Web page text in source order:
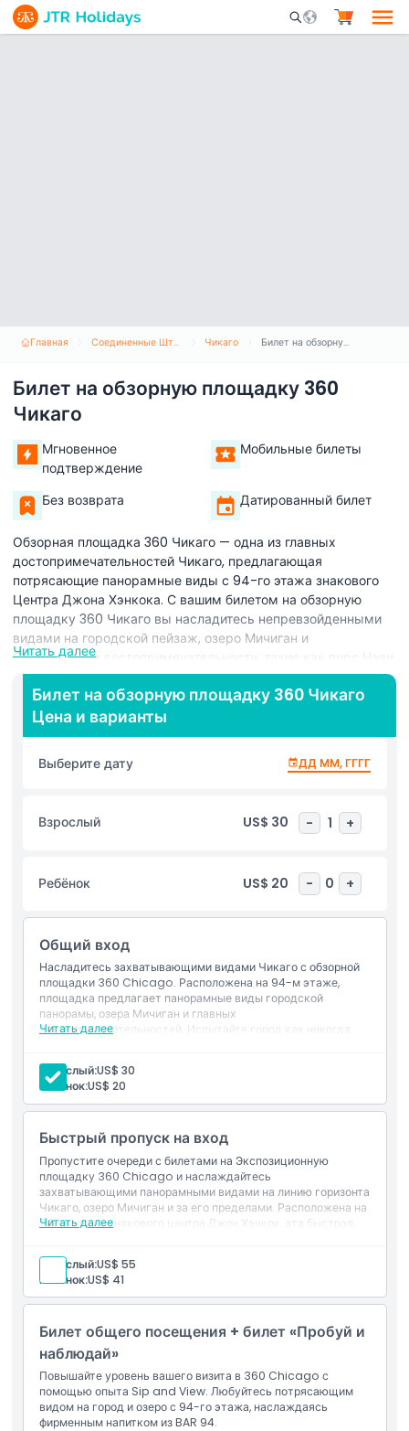
Mobile Search
Главная Соединенные Штаты Америки Чикаго Билет на обзорную площадку 360 Чикаго
Билет на обзорную площадку 360
Чикаго
Мгновенное
подтверждение
Мобильные билеты
Без возврата Датированный билет
Обзорная площадка 360 Чикаго — одна из главных
достопримечательностей Чикаго, предлагающая
потрясающие панорамные виды с 94-го этажа знакового
Центра Джона Хэнкока. С вашим билетом на обзорную
площадку 360 Чикаго вы насладитесь непревзойденными
видами на городской пейзаж, озеро Мичиган и
близлежащие достопримечательности, такие как пирс Нэви,
Парк Тысячелетия и Великолепная Миля. Этот обязательный
для посещения опыт в Чикаго позволяет видеть город с
высоты более 300 метров, что делает его идеальным для
фотографии, осмотра достопримечательностей и
наслаждения красотой Ветреного города днем и ночью.
Обзорная площадка 360 Чикаго также предлагает TILT —
наклоняются наружу от здания для захватывающего дух
вида. Внутри интерактивные экспонаты предоставляют
Чикаго. Будь вы впервые в городе или местным жителем,
ищущим новый взгляд, 360 Чикаго дарит незабываемый
Основные моменты
Включено
Политика в отношении детей и взрослых
Исключения
Часы работы
Местоположение
Как добраться туда
Как воспользоваться
Читать далее
Билет на обзорную площадку 360 Чикаго
Цена и варианты
Выберите дату ДД ММ, ГГГГ
Взрослый US$ 30 - 1 +
Ребёнок US$ 20 - 0 +
Общий вход
Насладитесь захватывающими видами Чикаго с обзорной
площадки 360 Chicago. Расположена на 94-м этаже,
площадка предлагает панорамные виды городской
панорамы, озера Мичиган и главных
достопримечательностей. Испытайте город как никогда
опытом TILT.
Читать далее
Взрослый:US$ 30
Ребёнок:US$ 20
Быстрый пропуск на вход
Пропустите очереди с билетами на Экспозиционную
площадку 360 Chicago и наслаждайтесь
захватывающими панорамными видами на линию горизонта
Чикаго, озеро Мичиган и за его пределами. Расположена на
94-м этаже знакового центра Джон Хэнкок, эта быстрая
незабываемый опыт посещения обзорной площадки
Чикаго.
Читать далее
Взрослый:US$ 55
Ребёнок:US$ 41
Билет общего посещения + билет «Пробуй и
наблюдай»
Повышайте уровень вашего визита в 360 Chicago с
помощью опыта Sip and View. Любуйтесь потрясающим
видом на город и озеро с 94-го этажа, наслаждаясь
фирменным напитком из BAR 94.